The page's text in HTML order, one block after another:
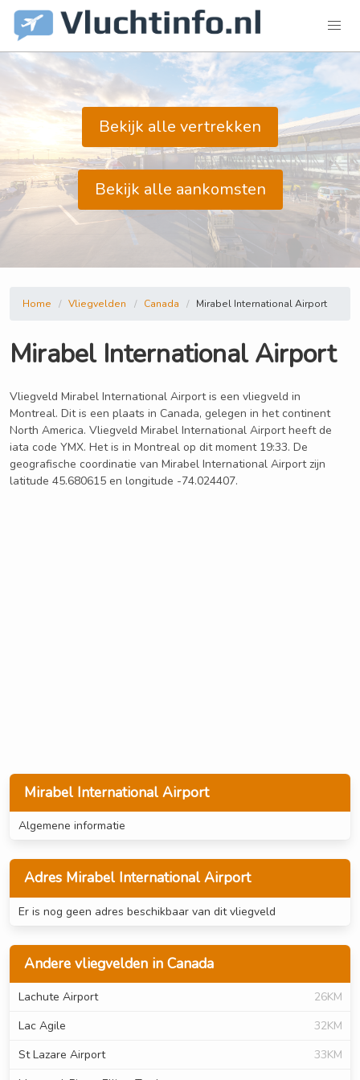
Bekijk alle vertrekken
Bekijk alle aankomsten
Mirabel International Airport
Algemene informatie
Adres Mirabel International Airport
Er is nog geen adres beschikbaar van dit vliegveld
Andere vliegvelden in Canada
Lachute Airport
26KM
Lac Agile
32KM
St Lazare Airport
33KM
Home Vliegvelden Canada Mirabel International Airport
Mirabel International Airport
Vliegveld Mirabel International Airport is een vliegveld in
Montreal. Dit is een plaats in Canada, gelegen in het continent
North America. Vliegveld Mirabel International Airport heeft de
iata code YMX. Het is in Montreal op dit moment 19:33. De
geografische coordinatie van Mirabel International Airport zijn
latitude 45.680615 en longitude -74.024407.